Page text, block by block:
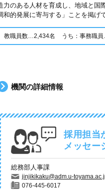
力のある人材を育成し、地域と国
和的発展に寄与する」ことを掲げ
教職員数…2,434名 うち：事務職
機関の詳細情報
採用担当
メッセー
総務部人事課
jinjikikaku@adm.u-
076-445-6017